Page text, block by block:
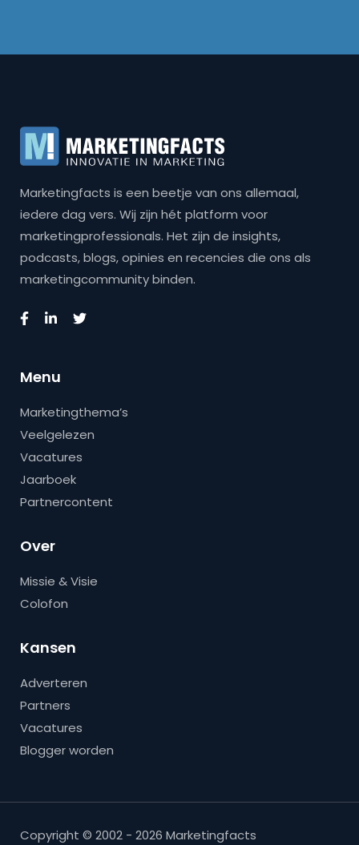
Marketingfacts is een beetje van ons allemaal,
iedere dag vers. Wij zijn hét platform voor
marketingprofessionals. Het zijn de insights,
podcasts, blogs, opinies en recencies die ons als
marketingcommunity binden.
Menu
Marketingthema’s
Veelgelezen
Vacatures
Jaarboek
Partnercontent
Over
Missie & Visie
Colofon
Kansen
Adverteren
Partners
Vacatures
Blogger worden
Copyright © 2002 - 2026 Marketingfacts